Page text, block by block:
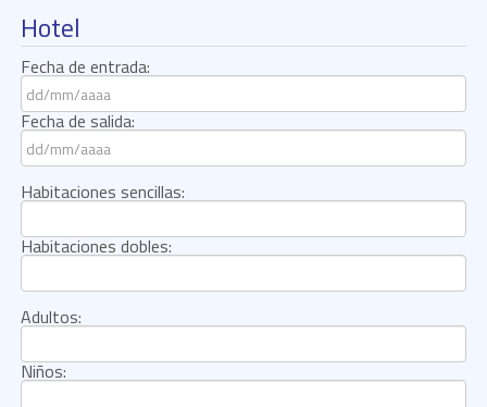
Hotel
Fecha de entrada:
Fecha de salida:
Habitaciones sencillas:
Habitaciones dobles:
Adultos:
Niños: